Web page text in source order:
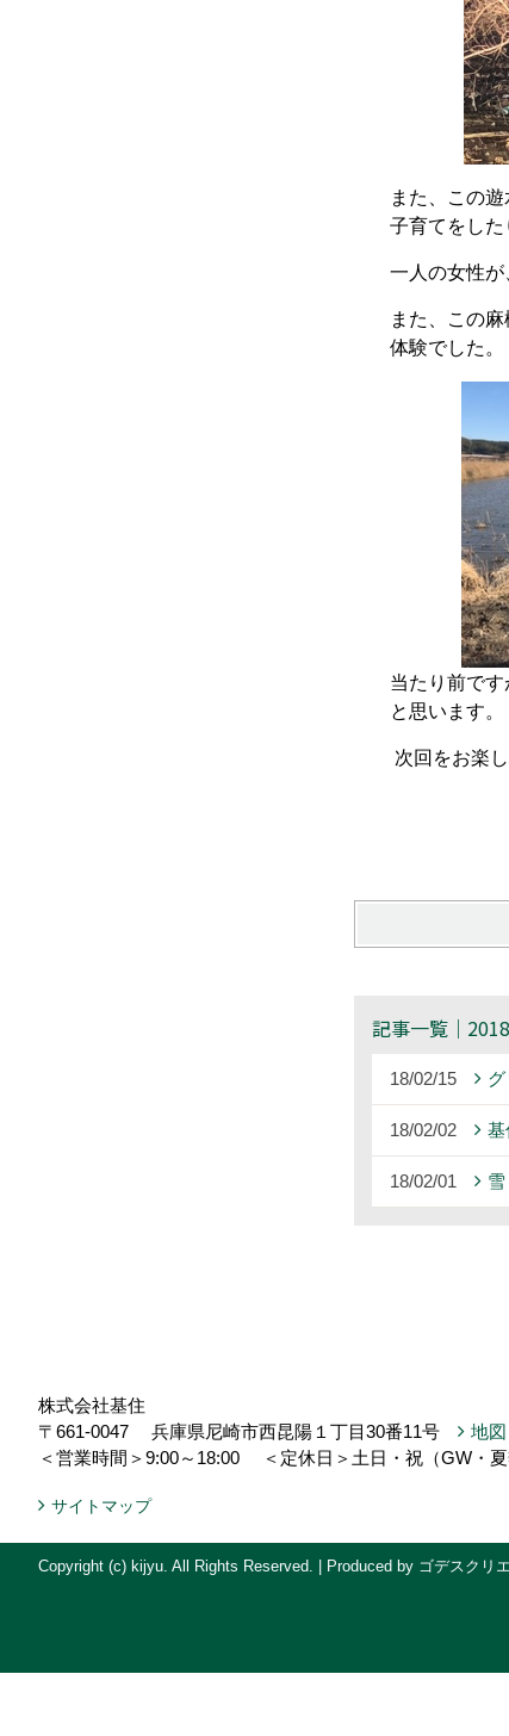
また、この
子育てをした
一人の女性が
また、この
体験でした。
当たり前で
と思います。
次回をお楽し
記事一覧｜
18/02/15
18/02/02
18/02/01 雪
株式会社基住
〒661-0047
兵庫県尼崎市西昆陽１丁目30番11号 地図
＜営業時間＞9:00～18:00
＜定休日＞土日・祝（GW・夏
サイトマップ
Copyright (c) kijyu. All Rights Reserved. | Produced by ゴデスクリ